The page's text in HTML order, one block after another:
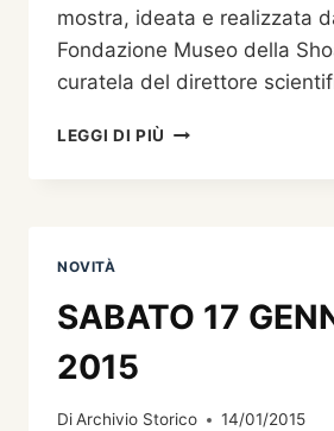
mostra, ideata e realizzata
Fondazione Museo della
curatela del direttore
LEGGI DI PIÙ SHOAH
NOVITÀ
SABATO 17
2015
DiArchivio Storico 14/01/2015